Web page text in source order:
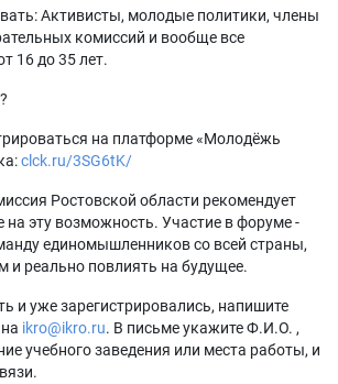
Активисты, молодые политики, члены
комиссий и вообще все
16 до 35 лет.
на платформе «Молодёжь
clck.ru/3SG6tK/
Ростовской области рекомендует
на эту возможность. Участие в форуме -
единомышленников со всей страны,
и реально повлиять на будущее.
и уже зарегистрировались, напишите
ikro@ikro.ru. В письме укажите Ф.И.О. ,
учебного заведения или места работы, и